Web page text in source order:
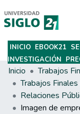
Subir
INICIO EBOOK21
INVESTIGACIÓN
Inicio
Trabajos